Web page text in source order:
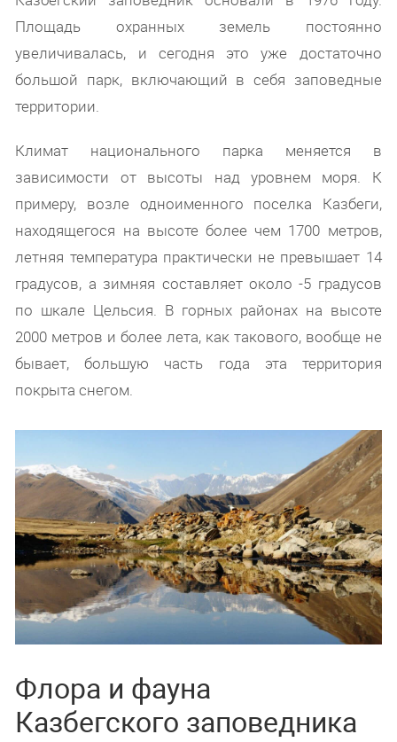
Площадь охранных земель постоянно
увеличивалась, и сегодня это уже достаточно
большой парк, включающий в себя заповедные
территории.
Климат национального парка меняется в
зависимости от высоты над уровнем моря. К
примеру, возле одноименного поселка Казбеги,
находящегося на высоте более чем 1700 метров,
летняя температура практически не превышает 14
градусов, а зимняя составляет около -5 градусов
по шкале Цельсия. В горных районах на высоте
2000 метров и более лета, как такового, вообще не
бывает, большую часть года эта территория
покрыта снегом.
Флора и фауна
Казбегского заповедника